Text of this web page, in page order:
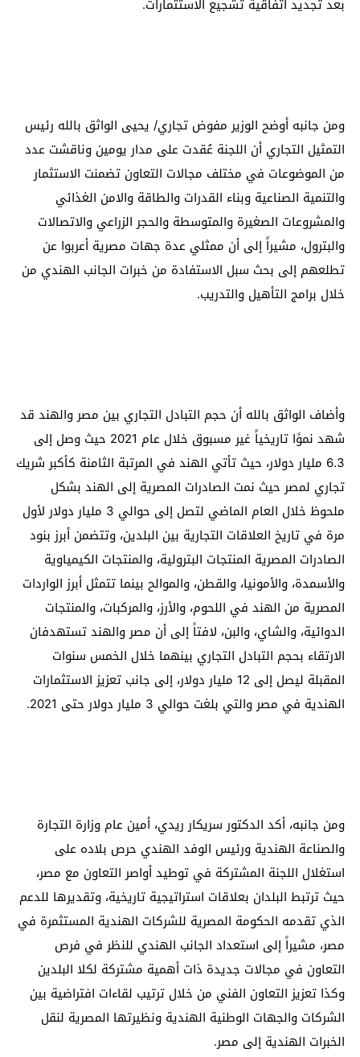
بعد تجديد اتفاقية تشجيع الاستثمارات.
ومن جانبه أوضح الوزير مفوض تجاري/ يحيى الواثق بالله رئيس
التمثيل التجاري أن اللجنة عُقدت على مدار يومين وناقشت عدد
من الموضوعات في مختلف مجالات التعاون تضمنت الاستثمار
والتنمية الصناعية وبناء القدرات والطاقة والامن الغذائي
والمشروعات الصغيرة والمتوسطة والحجر الزراعي والاتصالات
والبترول، مشيراً إلى أن ممثلي عدة جهات مصرية أعربوا عن
تطلعهم إلى بحث سبل الاستفادة من خبرات الجانب الهندي من
خلال برامج التأهيل والتدريب.
وأضاف الواثق بالله أن حجم التبادل التجاري بين مصر والهند قد
شهد نموًا تاريخياً غير مسبوق خلال عام 2021 حيث وصل إلى
6.3 مليار دولار، حيث تأتي الهند في المرتبة الثامنة كأكبر شريك
تجاري لمصر حيث نمت الصادرات المصرية إلى الهند بشكل
ملحوظ خلال العام الماضي لتصل إلى حوالي 3 مليار دولار لأول
مرة في تاريخ العلاقات التجارية بين البلدين، وتتضمن أبرز بنود
الصادرات المصرية المنتجات البترولية، والمنتجات الكيمياوية
والأسمدة، والأمونيا، والقطن، والموالح بينما تتمثل أبرز الواردات
المصرية من الهند في اللحوم، والأرز، والمركبات، والمنتجات
الدوائية، والشاي، والبن، لافتاً إلى أن مصر والهند تستهدفان
الارتقاء بحجم التبادل التجاري بينهما خلال الخمس سنوات
المقبلة ليصل إلى 12 مليار دولار، إلى جانب تعزيز الاستثمارات
الهندية في مصر والتي بلغت حوالي 3 مليار دولار حتى 2021.
ومن جانبه، أكد الدكتور سريكار ريدي، أمين عام وزارة التجارة
والصناعة الهندية ورئيس الوفد الهندي حرص بلاده على
استغلال اللجنة المشتركة في توطيد أواصر التعاون مع مصر،
حيث ترتبط البلدان بعلاقات استراتيجية تاريخية، وتقديرها للدعم
الذي تقدمه الحكومة المصرية للشركات الهندية المستثمرة في
مصر، مشيراً إلى استعداد الجانب الهندي للنظر في فرص
التعاون في مجالات جديدة ذات أهمية مشتركة لكلا البلدين
وكذا تعزيز التعاون الفني من خلال ترتيب لقاءات افتراضية بين
الشركات والجهات الوطنية الهندية ونظيرتها المصرية لنقل
الخبرات الهندية إلى مصر.